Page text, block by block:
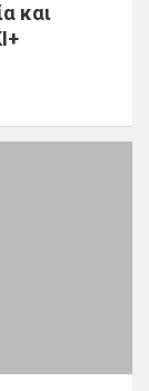
και